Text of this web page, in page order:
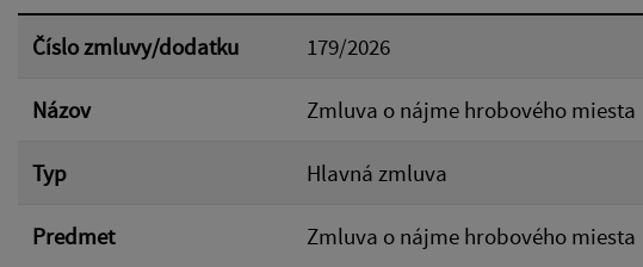
Číslo zmluvy/dodatku 179/2026
Názov Zmluva o nájme hrobového miesta
Typ Hlavná zmluva
Predmet Zmluva o nájme hrobového miesta